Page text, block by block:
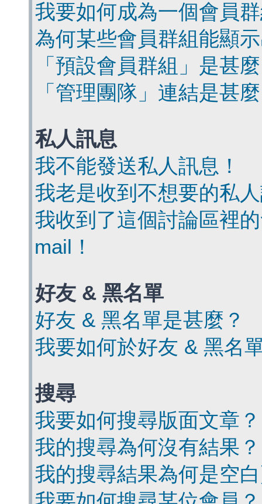
我要如何成為一個會員
為何某些會員群組能顯
「預設會員群組」是甚
「管理團隊」連結是甚
私人訊息
我不能發送私人訊息！
我老是收到不想要的私
我收到了這個討論區裡
mail！
好友 & 黑名單
好友 & 黑名單是甚麼？
我要如何於好友 & 黑名
搜尋
我要如何搜尋版面文章？
我的搜尋為何沒有結果？
我的搜尋結果為何是空